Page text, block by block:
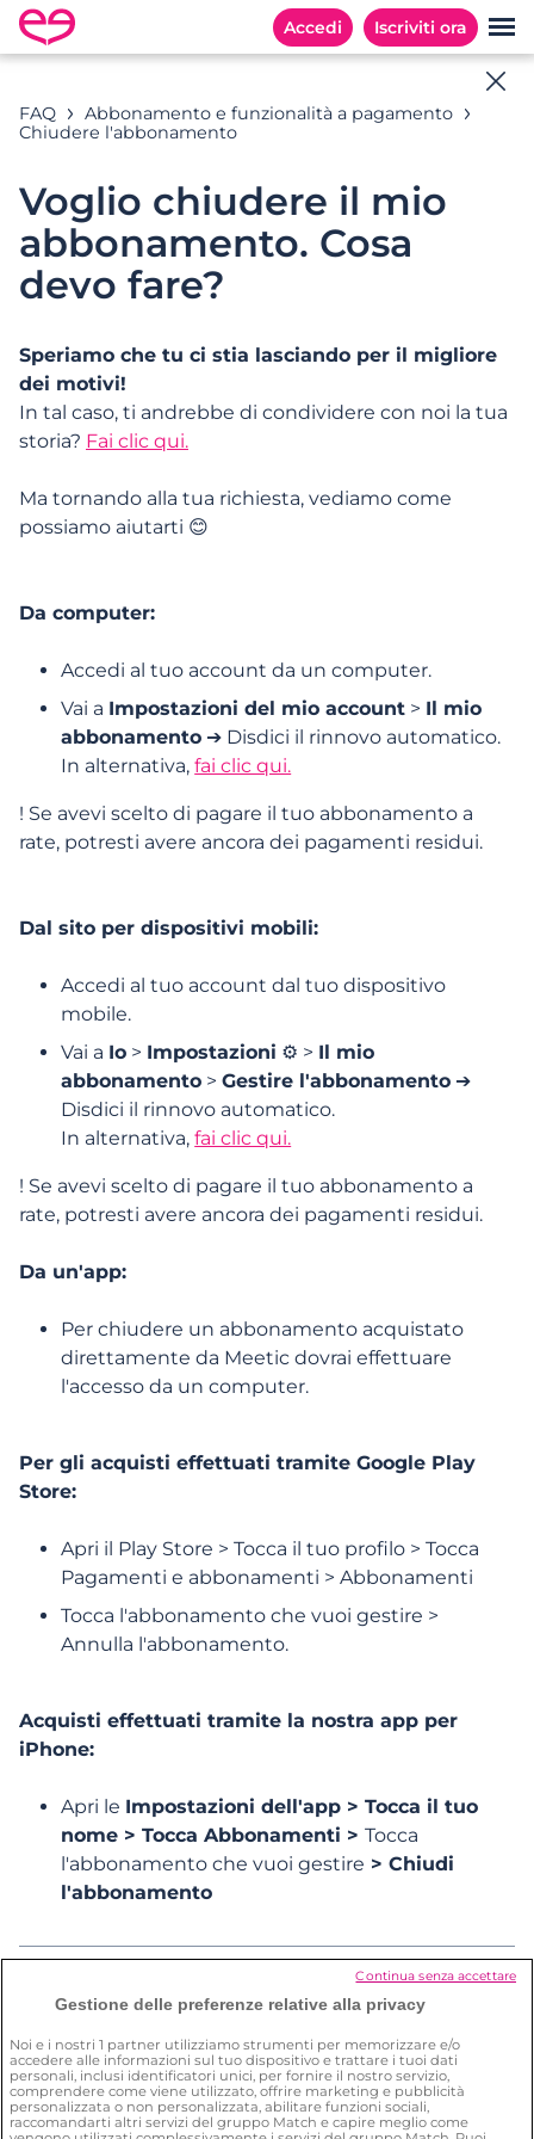
Accedi Iscriviti ora
Aiuto in linea
Esempi di ricerca: «E-Mail »
CATEGORIE
Categorie
Iscriversi e iniziare a usare il servizio
Abbonamento e funzionalità a
pagamento
Pagamenti
Abbonamenti
Chiudere l'abbonamento
Posso cancellare il mio acquisto e richiedere
un rimborso?
Voglio chiudere il mio abbonamento. Cosa
Fiducia
Accessibilità
Domande frequenti
Quali vantaggi offre un abbonamento
a Meetic?
A quali funzionalità Meetic posso
accedere senza abbonamento?
Voglio chiudere il mio abbonamento.
Cosa devo fare?
Come posso eliminare il mio account?
Come posso garantire la mia sicurezza
sul sito?
FAQ
Abbonamento e funzionalità a pagamento
Chiudere l'abbonamento
Voglio chiudere il mio
abbonamento. Cosa
devo fare?
Speriamo che tu ci stia lasciando per il migliore
dei motivi!
In tal caso, ti andrebbe di condividere con noi la tua
storia? Fai clic qui.
Ma tornando alla tua richiesta, vediamo come
possiamo aiutarti 😊
Da computer:
Accedi al tuo account da un computer.
Vai a Impostazioni del mio account > Il mio
abbonamento ➔ Disdici il rinnovo automatico.
In alternativa,fai clic qui.
! Se avevi scelto di pagare il tuo abbonamento a
rate, potresti avere ancora dei pagamenti residui.
Dal sito per dispositivi mobili:
Accedi al tuo account dal tuo dispositivo
mobile.
Vai a Io > Impostazioni ⚙️ > Il mio
abbonamento >Gestire l'abbonamento ➔
Disdici il rinnovo automatico.
In alternativa,fai clic qui.
! Se avevi scelto di pagare il tuo abbonamento a
rate, potresti avere ancora dei pagamenti residui.
Da un'app:
Per chiudere un abbonamento acquistato
direttamente da Meetic dovrai effettuare
l'accesso da un computer.
Per gli acquisti effettuati tramite Google Play
Store:
Apri il Play Store > Tocca il tuo profilo > Tocca
Pagamenti e abbonamenti > Abbonamenti
Tocca l'abbonamento che vuoi gestire >
Annulla l'abbonamento.
Acquisti effettuati tramite la nostra app per
iPhone:
Apri le Impostazioni dell'app > Tocca il tuo
nome > Tocca Abbonamenti >Tocca
l'abbonamento che vuoi gestire > Chiudi
l'abbonamento
Queste informazioni rispondono alla tua
domanda?
Sì No
Gestione delle preferenze relative alla privacy
Noi e i nostri 1 partner utilizziamo strumenti per memorizzare e/o
accedere alle informazioni sul tuo dispositivo e trattare i tuoi dati
personali, inclusi identificatori unici, per fornire il nostro servizio,
comprendere come viene utilizzato, offrire marketing e pubblicità
personalizzata o non personalizzata, abilitare funzioni sociali,
raccomandarti altri servizi del gruppo Match e capire meglio come
Continua senza accettare